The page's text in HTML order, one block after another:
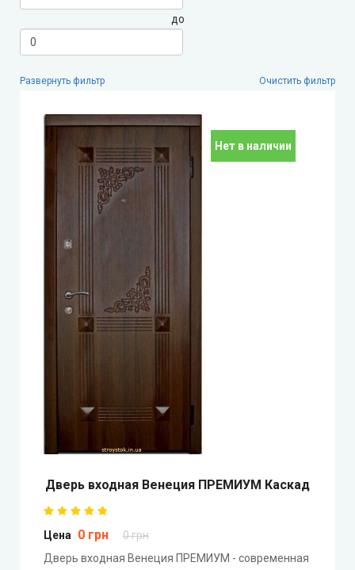
STRAJ (Страж)
Двери Украины
Very Dveri (Вери Двери)
Министерство Дверей
ARTIZ (Артиз)
Противопожарные двери
Технические двери
до
Развернуть фильтр Очистить фильтр
Нет в наличии
Дверь входная Венеция ПРЕМИУМ Каскад
Цена 0 грн
0 грн
Дверь входная Венеция ПРЕМИУМ - современная